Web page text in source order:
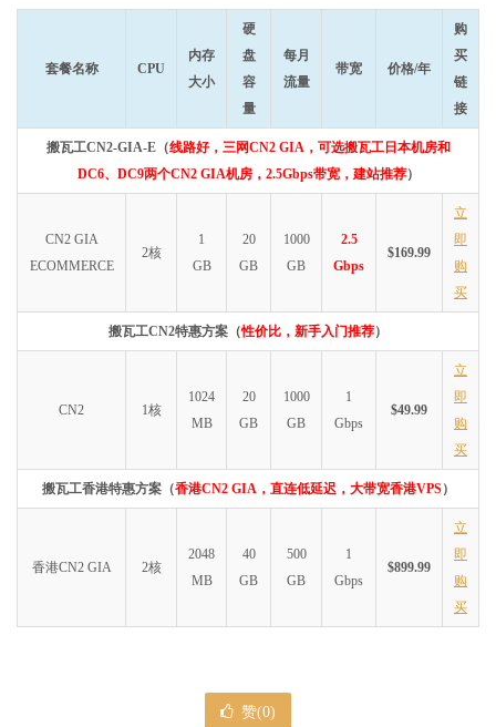
套餐名称 CPU
内存
大小
硬
盘
容
量
每月
流量
带宽 价格/年
购
买
链
接
搬瓦工CN2-GIA-E（线路好，三网CN2 GIA，可选搬瓦工日本机房和
DC6、DC9两个CN2 GIA机房，2.5Gbps带宽，建站推荐）
CN2 GIA
ECOMMERCE
2核
1
GB
20
GB
1000
GB
2.5
Gbps
$169.99
立
即
购
买
搬瓦工CN2特惠方案（性价比，新手入门推荐）
CN2 1核
1024
MB
20
GB
1000
GB
1
Gbps
$49.99
立
即
购
买
搬瓦工香港特惠方案（香港CN2 GIA，直连低延迟，大带宽香港VPS）
香港CN2 GIA 2核
2048
MB
40
GB
500
GB
1
Gbps
$899.99
立
即
购
买
赞(0)